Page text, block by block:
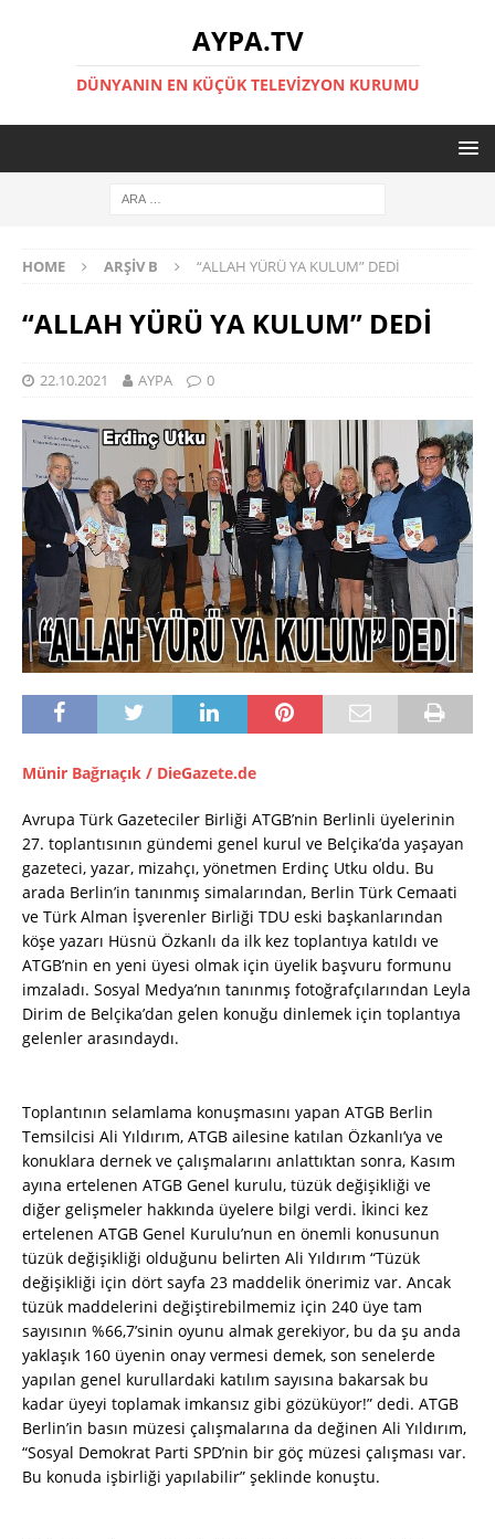
AYPA.TV
DÜNYANIN EN KÜÇÜK TELEVIZYON KURUMU
HOME ARŞIV B “ALLAH YÜRÜ YA KULUM” DEDİ
“ALLAH YÜRÜ YA KULUM” DEDİ
22.10.2021 AYPA 0
Münir Bağrıaçık / DieGazete.de
Avrupa Türk Gazeteciler Birliği ATGB’nin Berlinli üyelerinin
27. toplantısının gündemi genel kurul ve Belçika’da yaşayan
gazeteci, yazar, mizahçı, yönetmen Erdinç Utku oldu. Bu
arada Berlin’in tanınmış simalarından, Berlin Türk Cemaati
ve Türk Alman İşverenler Birliği TDU eski başkanlarından
köşe yazarı Hüsnü Özkanlı da ilk kez toplantıya katıldı ve
ATGB’nin en yeni üyesi olmak için üyelik başvuru formunu
imzaladı. Sosyal Medya’nın tanınmış fotoğrafçılarından Leyla
Dirim de Belçika’dan gelen konuğu dinlemek için toplantıya
gelenler arasındaydı.
Toplantının selamlama konuşmasını yapan ATGB Berlin
Temsilcisi Ali Yıldırım, ATGB ailesine katılan Özkanlı’ya ve
konuklara dernek ve çalışmalarını anlattıktan sonra, Kasım
ayına ertelenen ATGB Genel kurulu, tüzük değişikliği ve
diğer gelişmeler hakkında üyelere bilgi verdi. İkinci kez
ertelenen ATGB Genel Kurulu’nun en önemli konusunun
tüzük değişikliği olduğunu belirten Ali Yıldırım “Tüzük
değişikliği için dört sayfa 23 maddelik önerimiz var. Ancak
tüzük maddelerini değiştirebilmemiz için 240 üye tam
sayısının %66,7’sinin oyunu almak gerekiyor, bu da şu anda
yaklaşık 160 üyenin onay vermesi demek, son senelerde
yapılan genel kurullardaki katılım sayısına bakarsak bu
kadar üyeyi toplamak imkansız gibi gözüküyor!” dedi. ATGB
Berlin’in basın müzesi çalışmalarına da değinen Ali Yıldırım,
“Sosyal Demokrat Parti SPD’nin bir göç müzesi çalışması var.
Bu konuda işbirliği yapılabilir” şeklinde konuştu.